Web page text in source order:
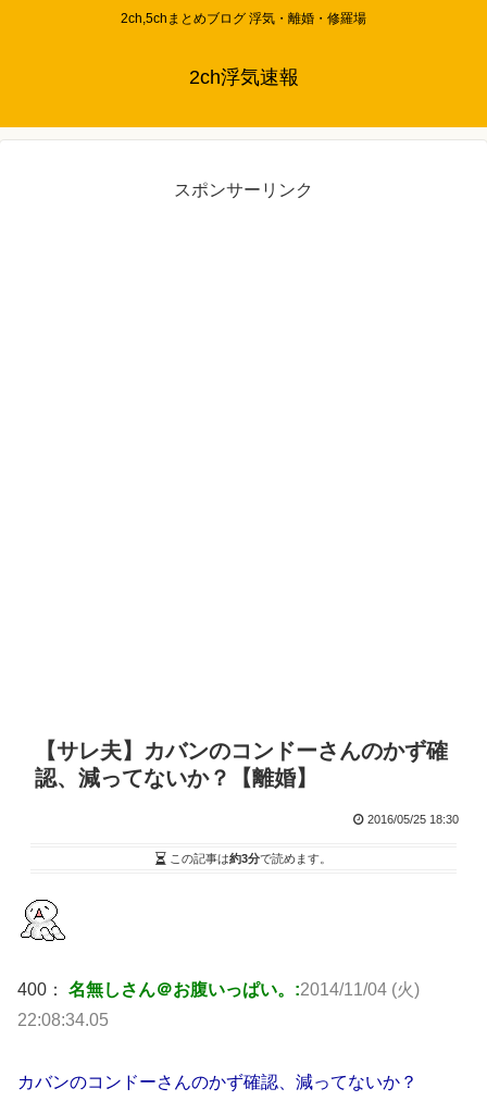
2ch,5chまとめブログ 浮気・離婚・修羅場
2ch浮気速報
スポンサーリンク
【サレ夫】カバンのコンドーさんのかず確
認、減ってないか？【離婚】
2016/05/25 18:30
この記事は約3分で読めます。
400： 名無しさん＠お腹いっぱい。:2014/11/04 (火)
22:08:34.05
カバンのコンドーさんのかず確認、減ってないか？